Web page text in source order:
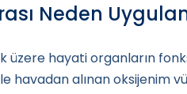
Neden
üzere hayati organların
havadan alınan oksijenim